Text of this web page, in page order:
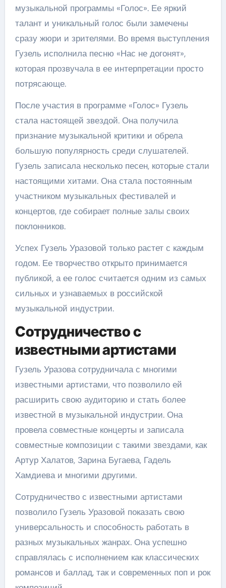
музыкальной программы «Голос». Ее яркий
талант и уникальный голос были замечены
сразу жюри и зрителями. Во время выступления
Гузель исполнила песню «Нас не догонят»,
которая прозвучала в ее интерпретации просто
потрясающе.
После участия в программе «Голос» Гузель
стала настоящей звездой. Она получила
признание музыкальной критики и обрела
большую популярность среди слушателей.
Гузель записала несколько песен, которые стали
настоящими хитами. Она стала постоянным
участником музыкальных фестивалей и
концертов, где собирает полные залы своих
поклонников.
Успех Гузель Уразовой только растет с каждым
годом. Ее творчество открыто принимается
публикой, а ее голос считается одним из самых
сильных и узнаваемых в российской
музыкальной индустрии.
Сотрудничество с
известными артистами
Гузель Уразова сотрудничала с многими
известными артистами, что позволило ей
расширить свою аудиторию и стать более
известной в музыкальной индустрии. Она
провела совместные концерты и записала
совместные композиции с такими звездами, как
Артур Халатов, Зарина Бугаева, Гадель
Хамдиева и многими другими.
Сотрудничество с известными артистами
позволило Гузель Уразовой показать свою
универсальность и способность работать в
разных музыкальных жанрах. Она успешно
справлялась с исполнением как классических
романсов и баллад, так и современных поп и рок